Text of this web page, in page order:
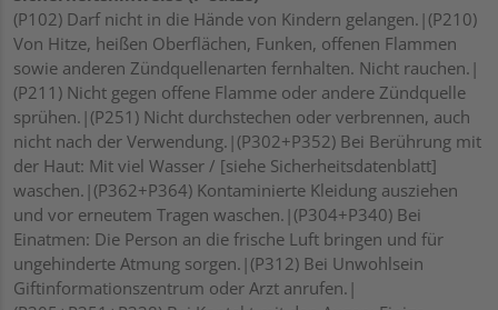
(P102) Darf nicht in die Hände von Kindern gelangen.|(P210)
Von Hitze, heißen Oberflächen, Funken, offenen Flammen
sowie anderen Zündquellenarten fernhalten. Nicht rauchen.|
(P211) Nicht gegen offene Flamme oder andere Zündquelle
sprühen.|(P251) Nicht durchstechen oder verbrennen, auch
nicht nach der Verwendung.|(P302+P352) Bei Berührung mit
der Haut: Mit viel Wasser / [siehe Sicherheitsdatenblatt]
waschen.|(P362+P364) Kontaminierte Kleidung ausziehen
und vor erneutem Tragen waschen.|(P304+P340) Bei
Einatmen: Die Person an die frische Luft bringen und für
ungehinderte Atmung sorgen.|(P312) Bei Unwohlsein
Giftinformationszentrum oder Arzt anrufen.|